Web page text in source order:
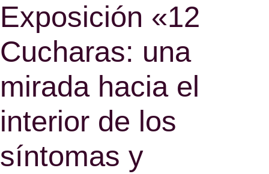
Exposición «12
Cucharas: una
mirada hacia el
interior de los
síntomas y